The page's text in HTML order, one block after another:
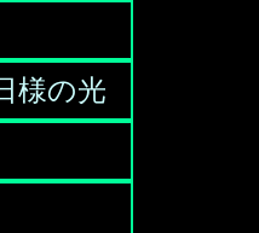
様の光